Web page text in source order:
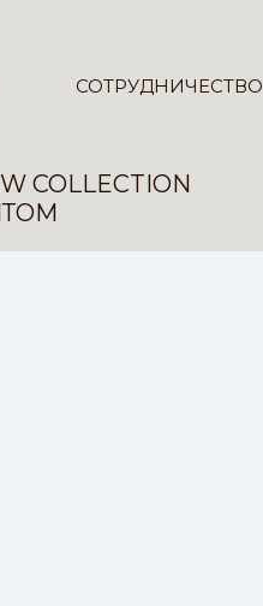
СОТРУДНИЧЕСТВО
COLLECTION